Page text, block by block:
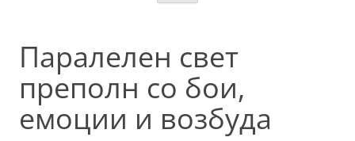
Паралелен свет
преполн со бои,
емоции и возбуда